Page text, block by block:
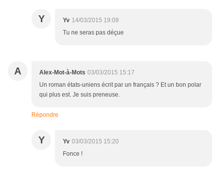
Y Yv 14/03/2015 19:09
Tu ne seras pas déçue
A Alex-Mot-à-Mots 03/03/2015 15:17
Un roman états-uniens écrit par un français ? Et un bon polar
qui plus est. Je suis preneuse.
Répondre
Y Yv 03/03/2015 15:20
Fonce !